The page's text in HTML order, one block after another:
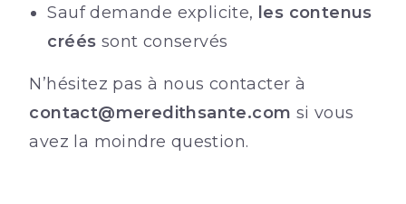
Sauf demande explicite, les contenus
créés sont conservés
N’hésitez pas à nous contacter à
contact@meredithsante.com si vous
avez la moindre question.